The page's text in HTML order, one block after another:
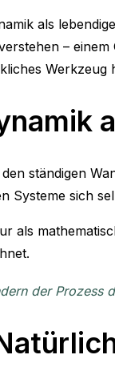
als
–
ständigen
Systeme sich
als
der Prozess